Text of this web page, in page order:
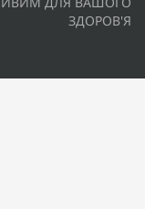
ЗДОРОВ'Я